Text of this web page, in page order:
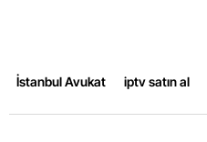
İstanbul Avukat iptv satın al